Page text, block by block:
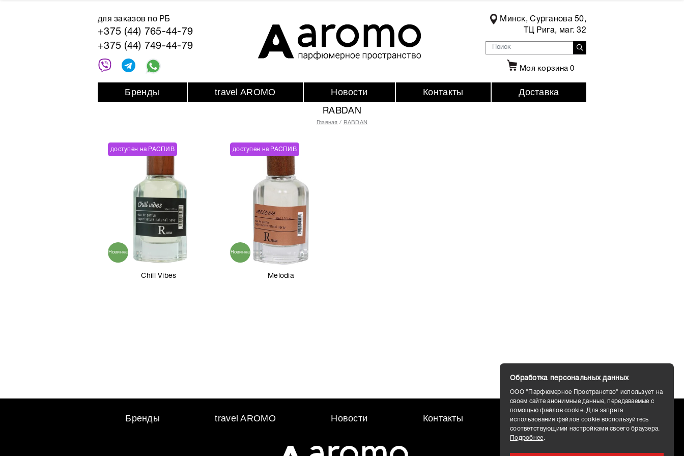
для заказов по РБ
+375 (44) 765-44-79
+375 (44) 749-44-79
Минск, Сурганова 50,
ТЦ Рига, маг. 32
Моя корзина0
Бренды travel AROMO Новости Контакты Доставка
RABDAN
Главная RABDAN
доступен на РАСПИВ
Новинка
Chill Vibes
доступен на РАСПИВ
Новинка
Melodia
Бренды travel AROMO Новости Контакты Доставка
Обработка персональных данных
ООО "Парфюмерное Пространство" использует на
своем сайте анонимные данные, передаваемые с
помощью файлов cookie. Для запрета
использования файлов cookie воспользуйтесь
соответствующими настройками своего браузера.
Подробнее.